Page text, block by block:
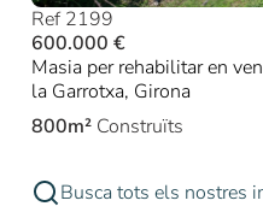
Ref 2199
600.000 €
Masia per rehabilitar en
la Garrotxa, Girona
800m² Construïts
Busca tots els nostres